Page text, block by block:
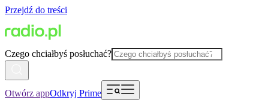
Przejdź do treści
Czego chciałbyś posłuchać?
Otwórz appOdkryj Prime